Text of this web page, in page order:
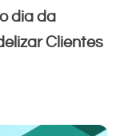
dia da
Clientes